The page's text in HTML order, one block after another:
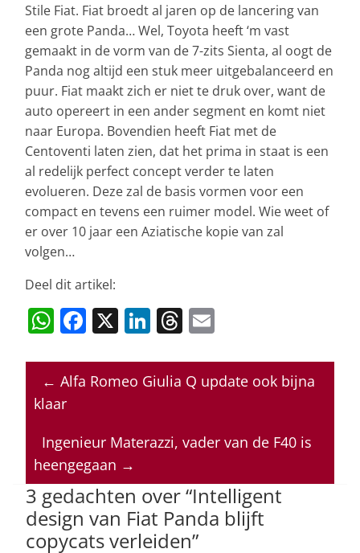
Stile Fiat. Fiat broedt al jaren op de lancering van
een grote Panda… Wel, Toyota heeft ‘m vast
gemaakt in de vorm van de 7-zits Sienta, al oogt de
Panda nog altijd een stuk meer uitgebalanceerd en
puur. Fiat maakt zich er niet te druk over, want de
auto opereert in een ander segment en komt niet
naar Europa. Bovendien heeft Fiat met de
Centoventi laten zien, dat het prima in staat is een
al redelijk perfect concept verder te laten
evolueren. Deze zal de basis vormen voor een
compact en tevens een ruimer model. Wie weet of
er over 10 jaar een Aziatische kopie van zal
volgen…
Deel dit artikel:
W
at
s
p
p
F
c
e
o
o
k
X Li
k
e
n
T
re
a
s
ai
l
← Alfa Romeo Giulia Q update ook bijna
klaar
Ingenieur Materazzi, vader van de F40 is
heengegaan →
3 gedachten over “Intelligent
design van Fiat Panda blijft
copycats verleiden”